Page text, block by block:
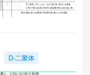
D-二聚体